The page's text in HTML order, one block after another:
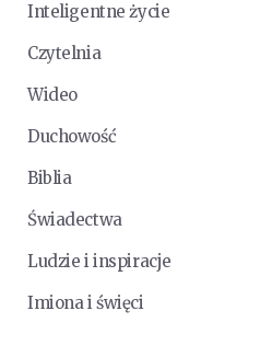
Inteligentne życie
Czytelnia
Wideo
Duchowość
Biblia
Świadectwa
Ludzie i inspiracje
Imiona i święci